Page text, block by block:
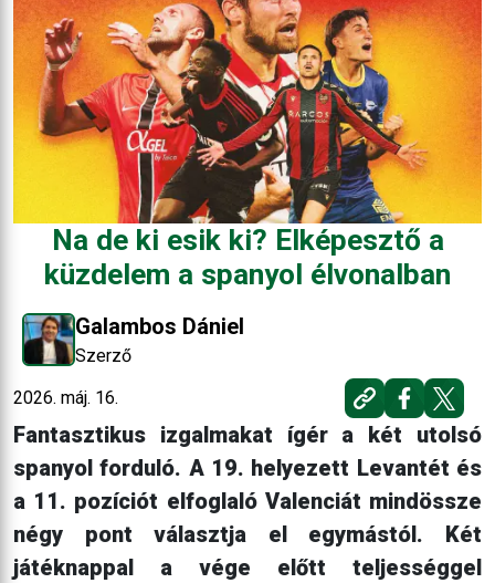
Na de ki esik ki? Elképesztő a
küzdelem a spanyol élvonalban
Galambos Dániel
Szerző
2026. máj. 16.
Fantasztikus izgalmakat ígér a két utolsó
spanyol forduló. A 19. helyezett Levantét és
a 11. pozíciót elfoglaló Valenciát mindössze
négy pont választja el egymástól. Két
játéknappal a vége előtt teljességgel